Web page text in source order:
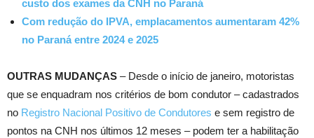
custo dos exames da CNH no Paraná
Com redução do IPVA, emplacamentos aumentaram 42%
no Paraná entre 2024 e 2025
OUTRAS MUDANÇAS – Desde o início de janeiro, motoristas
que se enquadram nos critérios de bom condutor – cadastrados
no Registro Nacional Positivo de Condutores e sem registro de
pontos na CNH nos últimos 12 meses – podem ter a habilitação